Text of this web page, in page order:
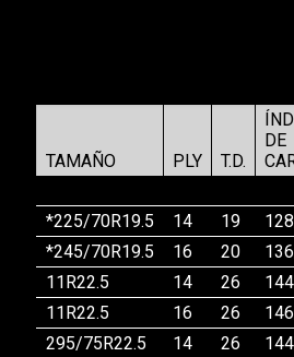
TAMAÑO PLY T.D.
DE
*225/70R19.5 14 19
*245/70R19.5
16 20
11R22.5
14 26
11R22.5
16 26
295/75R22.5
14 26